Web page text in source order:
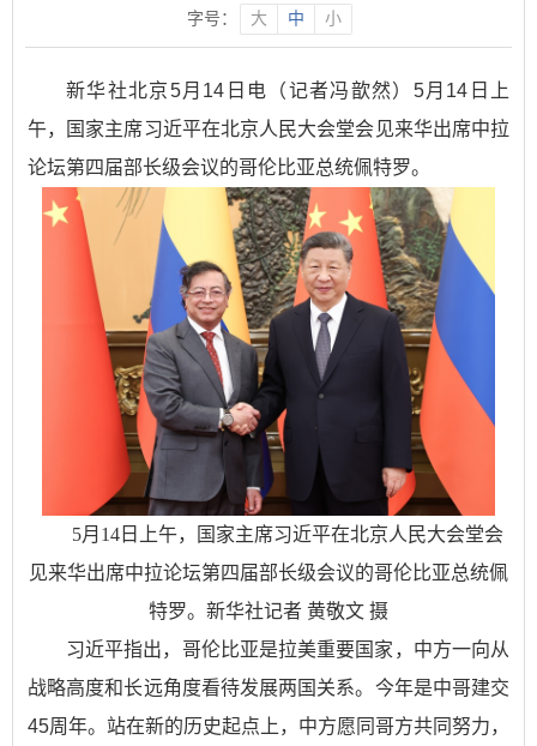
字号：
大 中 小
新华社北京5月14日电（记者冯歆然）5月14日上
午，国家主席习近平在北京人民大会堂会见来华出席中拉
论坛第四届部长级会议的哥伦比亚总统佩特罗。
5月14日上午，国家主席习近平在北京人民大会堂会
见来华出席中拉论坛第四届部长级会议的哥伦比亚总统佩
特罗。新华社记者 黄敬文 摄
习近平指出，哥伦比亚是拉美重要国家，中方一向从
战略高度和长远角度看待发展两国关系。今年是中哥建交
45周年。站在新的历史起点上，中方愿同哥方共同努力，